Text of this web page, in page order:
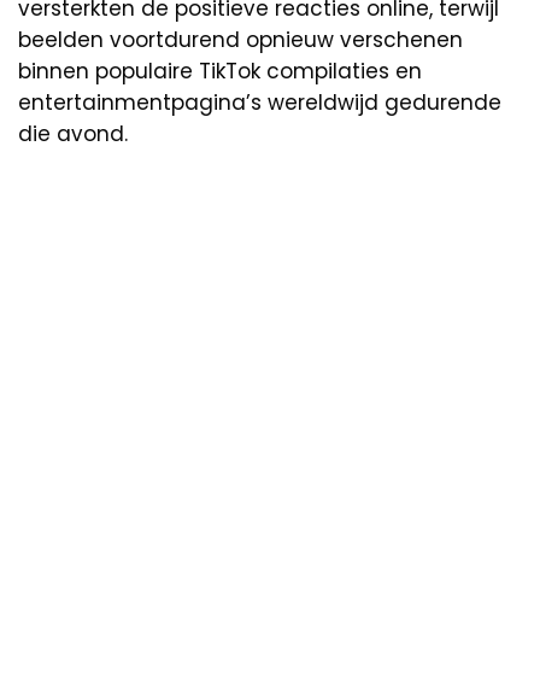
versterkten de positieve reacties online, terwijl
beelden voortdurend opnieuw verschenen
binnen populaire TikTok compilaties en
entertainmentpagina’s wereldwijd gedurende
die avond.